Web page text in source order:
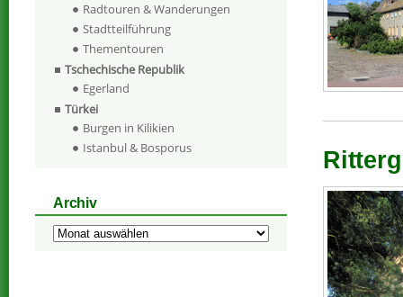
Radtouren & Wanderungen
Stadtteilführung
Thementouren
Tschechische Republik
Egerland
Türkei
Burgen in Kilikien
Istanbul & Bosporus
Archiv
Archiv